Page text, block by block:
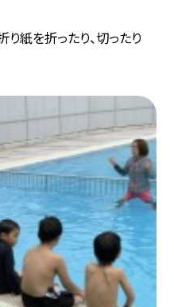
紙を折ったり、切ったり